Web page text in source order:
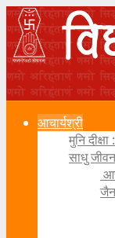
आचार्यश्री
मुनि
साधु